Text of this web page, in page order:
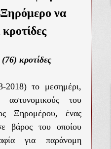
να
κροτίδες
2018) το μεσημέρι,
του
Ξηρομέρου, ένας
βάρος του οποίου
για παράνομη